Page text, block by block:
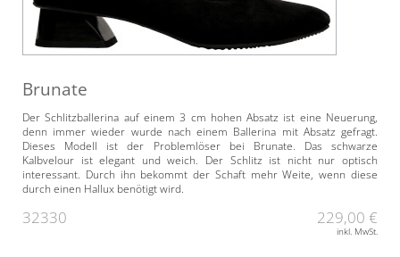
Brunate
Der Schlitzballerina auf einem 3 cm hohen Absatz ist eine Neuerung,
denn immer wieder wurde nach einem Ballerina mit Absatz gefragt.
Dieses Modell ist der Problemlöser bei Brunate. Das schwarze
Kalbvelour ist elegant und weich. Der Schlitz ist nicht nur optisch
interessant. Durch ihn bekommt der Schaft mehr Weite, wenn diese
durch einen Hallux benötigt wird.
32330 229,00 €
inkl. MwSt.